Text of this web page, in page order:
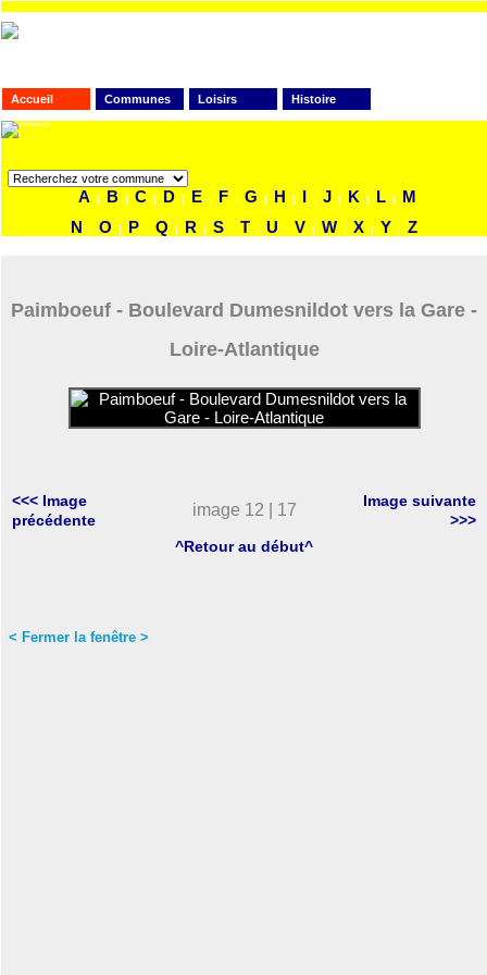
Accueil Communes Loisirs Histoire
A | B | C | D | E | F | G | H | I | J | K | L |
M
N
| O | P | Q | R | S | T | U | V | W | X | Y | Z
Paimboeuf - Boulevard Dumesnildot vers la Gare -
Loire-Atlantique
<<< Image
précédente
image 12 | 17
Image suivante
>>>
^Retour au début^
< Fermer la fenêtre >